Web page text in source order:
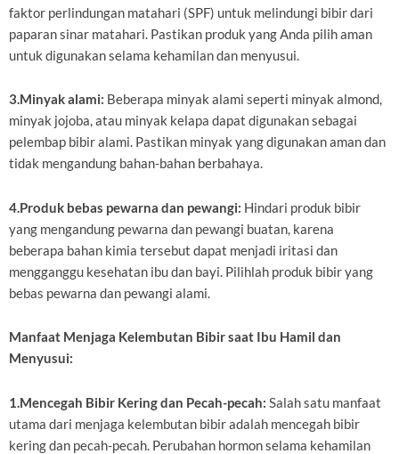
faktor perlindungan matahari (SPF) untuk melindungi bibir dari
paparan sinar matahari. Pastikan produk yang Anda pilih aman
untuk digunakan selama kehamilan dan menyusui.
3.Minyak alami: Beberapa minyak alami seperti minyak almond,
minyak jojoba, atau minyak kelapa dapat digunakan sebagai
pelembap bibir alami. Pastikan minyak yang digunakan aman dan
tidak mengandung bahan-bahan berbahaya.
4.Produk bebas pewarna dan pewangi: Hindari produk bibir
yang mengandung pewarna dan pewangi buatan, karena
beberapa bahan kimia tersebut dapat menjadi iritasi dan
mengganggu kesehatan ibu dan bayi. Pilihlah produk bibir yang
bebas pewarna dan pewangi alami.
Manfaat Menjaga Kelembutan Bibir saat Ibu Hamil dan
Menyusui:
1.Mencegah Bibir Kering dan Pecah-pecah: Salah satu manfaat
utama dari menjaga kelembutan bibir adalah mencegah bibir
kering dan pecah-pecah. Perubahan hormon selama kehamilan